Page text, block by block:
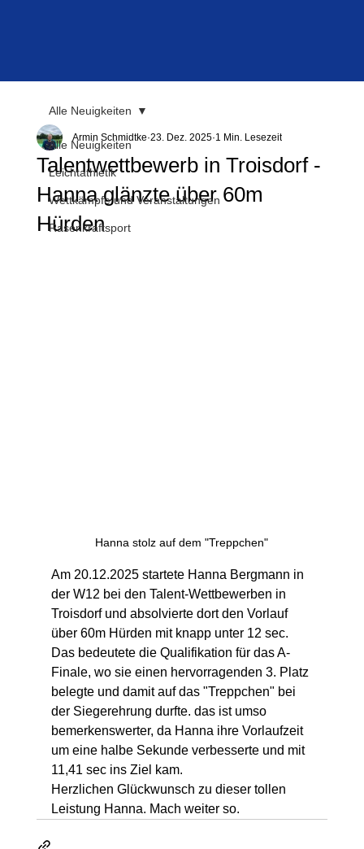
Alle Neuigkeiten
Leichtathletik
Wettkämpfe und Veranstaltungen
Rasenkraftsport
Alle Neuigkeiten
Talentwettbewerb in Troisdorf -
Hanna glänzte über 60m
Hürden
Armin Schmidtke 23. Dez. 2025 1 Min. Lesezeit
Hanna stolz auf dem "Treppchen"
Am 20.12.2025 startete Hanna Bergmann in
der W12 bei den Talent-Wettbewerben in
Troisdorf und absolvierte dort den Vorlauf
über 60m Hürden mit knapp unter 12 sec.
Das bedeutete die Qualifikation für das A-
Finale, wo sie einen hervorragenden 3. Platz
belegte und damit auf das "Treppchen" bei
der Siegerehrung durfte. das ist umso
bemerkenswerter, da Hanna ihre Vorlaufzeit
um eine halbe Sekunde verbesserte und mit
11,41 sec ins Ziel kam.
Herzlichen Glückwunsch zu dieser tollen
Leistung Hanna. Mach weiter so.